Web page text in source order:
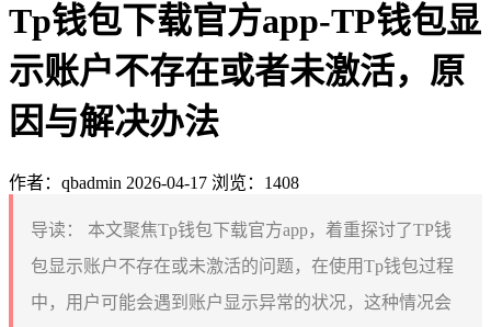
Tp钱包下载官方app-TP钱包显
示账户不存在或者未激活，原
因与解决办法
作者：qbadmin 2026-04-17 浏览：1408
导读：
本文聚焦Tp钱包下载官方app，着重探讨了TP钱
包显示账户不存在或未激活的问题，在使用Tp钱包过程
中，用户可能会遇到账户显示异常的状况，这种情况会